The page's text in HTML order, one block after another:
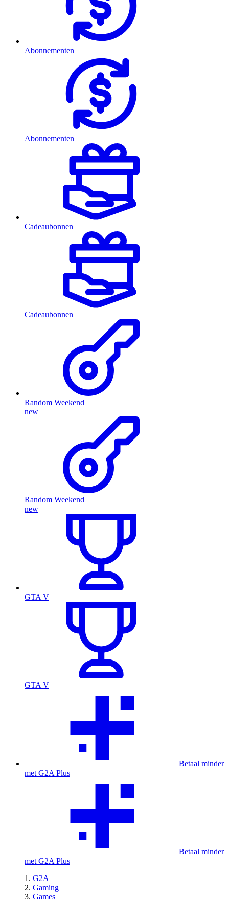
Abonnementen
Abonnementen
Cadeaubonnen
Cadeaubonnen
Random Weekend
new
Random Weekend
new
GTA V
GTA V
Betaal minder
met G2A Plus
Betaal minder
met G2A Plus
G2A
Gaming
Games